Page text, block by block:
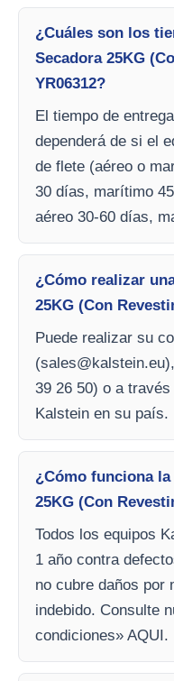
¿Cuáles son los
Secadora 25KG
YR06312?
El tiempo de
dependerá de si el
de flete (aéreo o
30 días, marítimo
aéreo 30-60 días,
¿Cómo realizar
25KG (Con
Puede realizar su
(sales@kalstein.eu
39 26 50) o a
Kalstein en su país.
¿Cómo funciona
25KG (Con
Todos los equipos
1 año contra
no cubre daños por
indebido. Consulte
condiciones» AQUI.